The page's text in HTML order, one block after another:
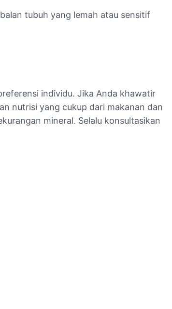
tubuh yang lemah atau sensitif
individu. Jika Anda khawatir
nutrisi yang cukup dari makanan dan
mineral. Selalu konsultasikan